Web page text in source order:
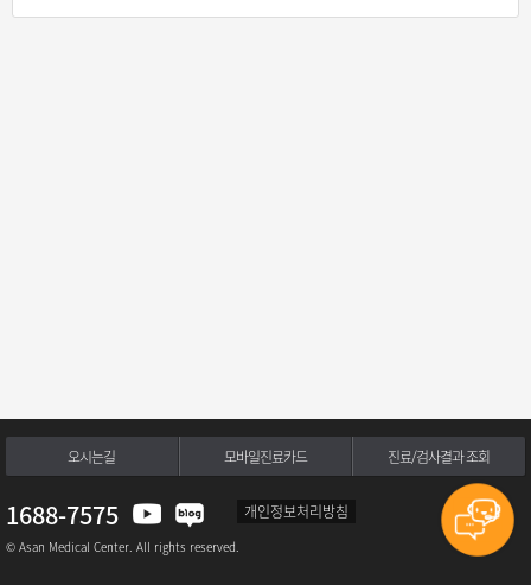
오시는길 모바일진료카드 진료/검사결과 조회
1688-7575 개인정보처리방침
© Asan Medical Center. All rights reserved.